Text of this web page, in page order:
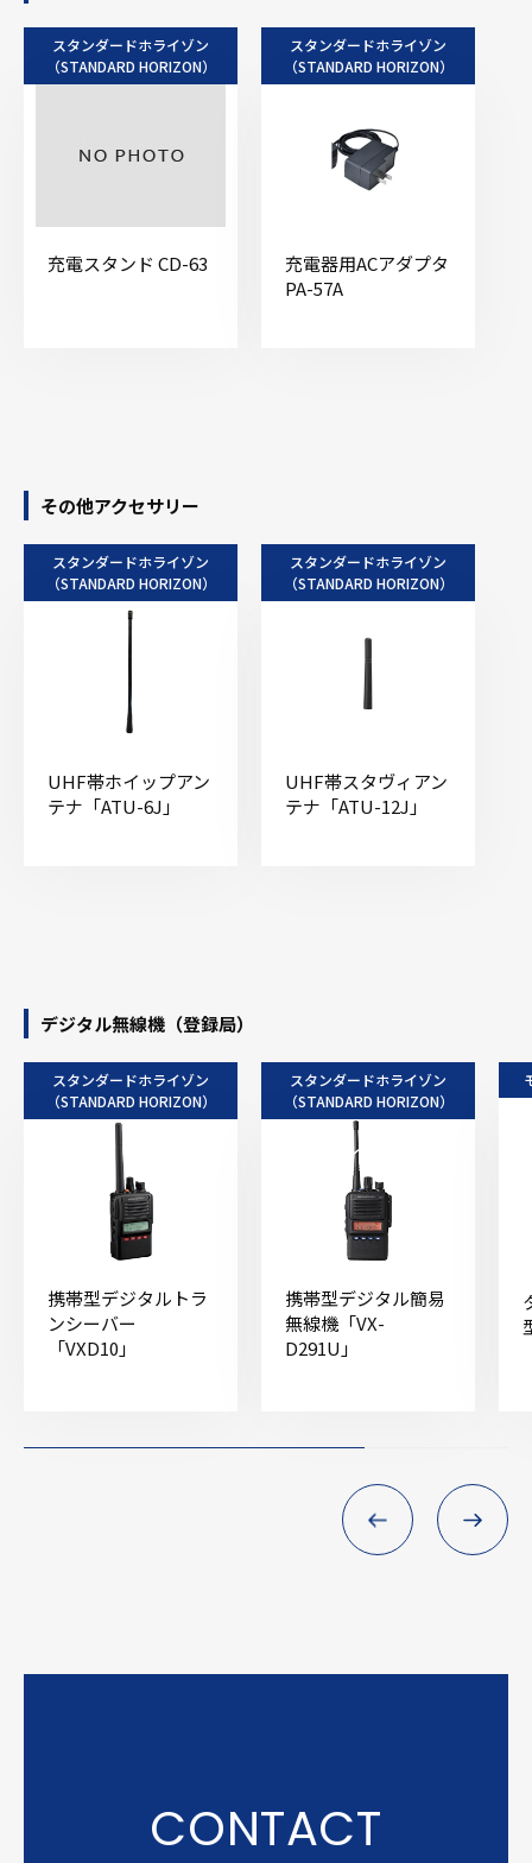
スタンダードホライゾン
（STANDARD HORIZON）
充電スタンド CD-63
スタンダードホライゾン
（STANDARD HORIZON）
充電器用ACアダプタ
PA-57A
その他アクセサリー
スタンダードホライゾン
（STANDARD HORIZON）
UHF帯ホイップアン
テナ「ATU-6J」
スタンダードホライゾン
（STANDARD HORIZON）
UHF帯スタヴィアン
テナ「ATU-12J」
デジタル無線機（登録局）
スタンダードホライゾン
（STANDARD HORIZON）
携帯型デジタルトラ
ンシーバー
「VXD10」
スタンダードホライゾン
（STANDARD HORIZON）
携帯型デジタル簡易
無線機「VX-
D291U」